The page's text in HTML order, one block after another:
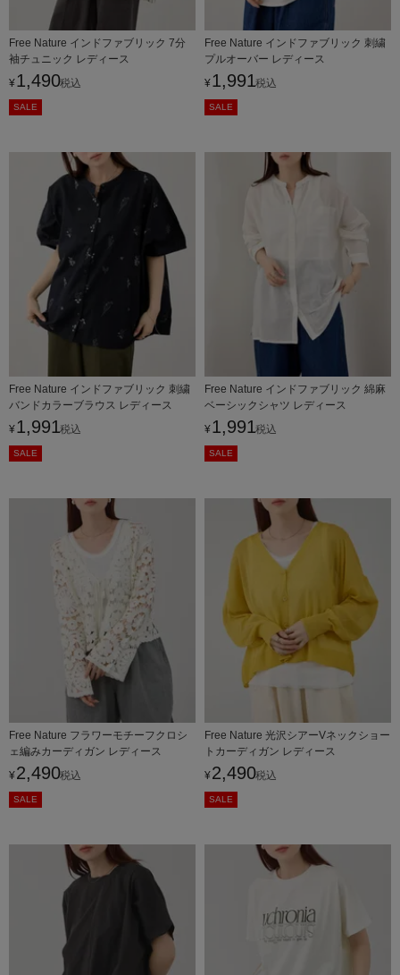
Free Nature インドファブリック 7分
袖チュニック レディース
¥ 1,490税込
SALE
Free Nature インドファブリック 刺繍
プルオーバー レディース
¥ 1,991税込
SALE
Free Nature インドファブリック 刺繍
バンドカラーブラウス レディース
¥ 1,991税込
SALE
Free Nature インドファブリック 綿麻
ベーシックシャツ レディース
¥ 1,991税込
SALE
Free Nature フラワーモチーフクロシ
ェ編みカーディガン レディース
¥ 2,490税込
SALE
Free Nature 光沢シアーVネックショー
トカーディガン レディース
¥ 2,490税込
SALE